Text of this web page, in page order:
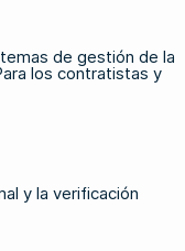
de gestión de la
los contratistas y
y la verificación